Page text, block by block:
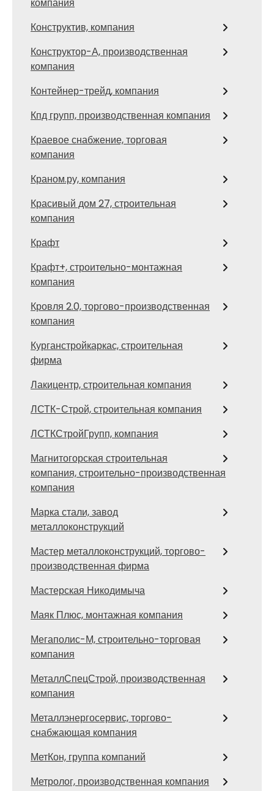
Конструктив, компания
Конструктор-А, производственная
компания
Контейнер-трейд, компания
Кпд групп, производственная компания
Краевое снабжение, торговая
компания
Краном.ру, компания
Красивый дом 27, строительная
компания
Крафт
Крафт+, строительно-монтажная
компания
Кровля 2.0, торгово-производственная
компания
Курганстройкаркас, строительная
фирма
Лакицентр, строительная компания
ЛСТК-Строй, строительная компания
ЛСТКСтройГрупп, компания
Магнитогорская строительная
компания, строительно-производственная
компания
Марка стали, завод
металлоконструкций
Мастер металлоконструкций, торгово-
производственная фирма
Мастерская Никодимыча
Маяк Плюс, монтажная компания
Мегаполис-М, строительно-торговая
компания
МеталлСпецСтрой, производственная
компания
Металлэнергосервис, торгово-
снабжающая компания
МетКон, группа компаний
Метролог, производственная компания